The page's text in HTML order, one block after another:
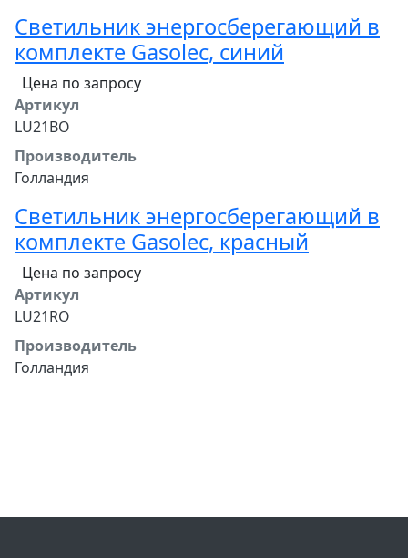
Светильник энергосберегающий в
комплекте Gasolec, синий
Цена по запросу
Артикул
LU21BO
Производитель
Голландия
Светильник энергосберегающий в
комплекте Gasolec, красный
Цена по запросу
Артикул
LU21RO
Производитель
Голландия